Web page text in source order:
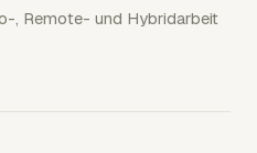
, Remote- und Hybridarbeit